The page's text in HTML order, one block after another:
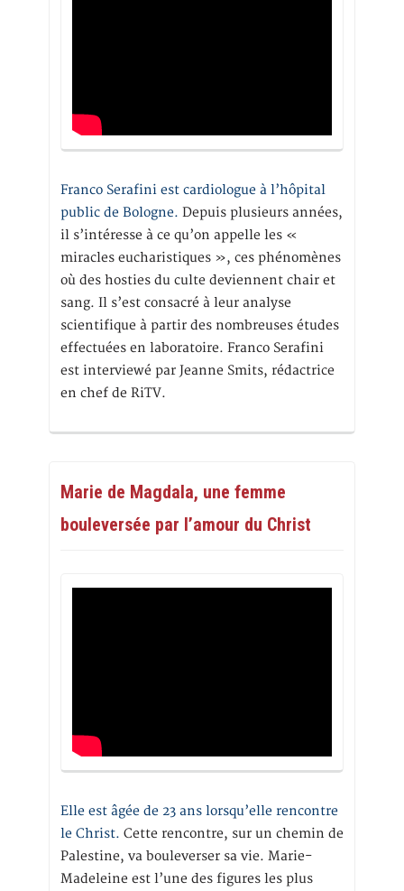
Franco Serafini est cardiologue à l’hôpital
public de Bologne. Depuis plusieurs années,
il s’intéresse à ce qu’on appelle les «
miracles eucharistiques », ces phénomènes
où des hosties du culte deviennent chair et
sang. Il s’est consacré à leur analyse
scientifique à partir des nombreuses études
effectuées en laboratoire. Franco Serafini
est interviewé par Jeanne Smits, rédactrice
en chef de RiTV.
Marie de Magdala, une femme
bouleversée par l’amour du Christ
Elle est âgée de 23 ans lorsqu’elle rencontre
le Christ. Cette rencontre, sur un chemin de
Palestine, va bouleverser sa vie. Marie-
Madeleine est l’une des figures les plus